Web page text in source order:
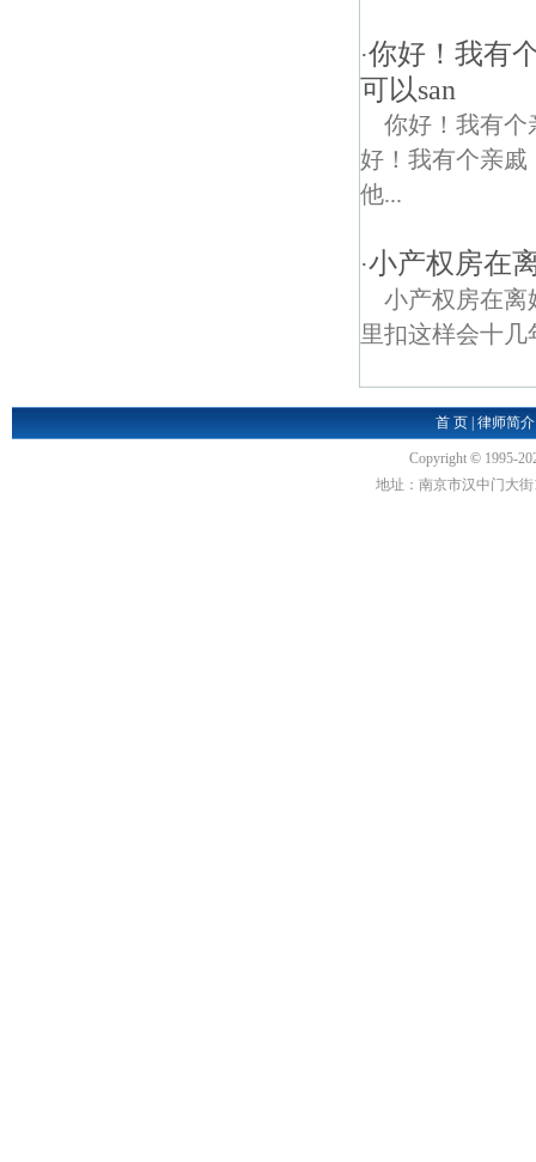
·你好！我有
可以san
你好！我有个
好！我有个亲
他...
·小产权房在
小产权房在离
里扣这样会十
首 页 |律师简介
Copyright © 1995-
地址：南京市汉中门大街